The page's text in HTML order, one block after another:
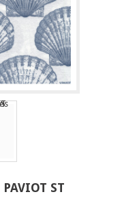
PAVIOT ST